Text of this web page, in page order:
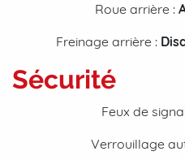
Roue arrière :
Freinage arrière :
Sécurité
Feux de
Verrouillage